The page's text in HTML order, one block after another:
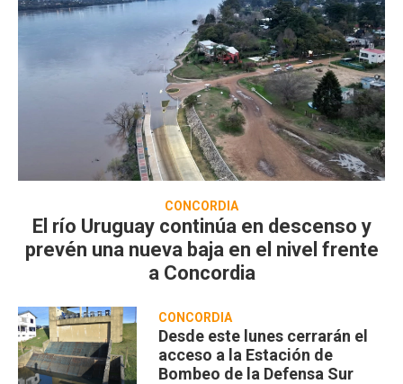
CONCORDIA
El río Uruguay continúa en descenso y
prevén una nueva baja en el nivel frente
a Concordia
CONCORDIA
Desde este lunes cerrarán el
acceso a la Estación de
Bombeo de la Defensa Sur